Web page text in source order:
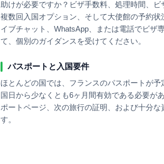
助けが必要ですか？ビザ手数料、処理時間、ビ
複数回入国オプション、そして大使館の予約状
イブチャット、WhatsApp、または電話でビザ
て、個別のガイダンスを受けてください。
パスポートと入国要件
ほとんどの国では、 フランスのパスポートが予
国日から少なくとも6ヶ月間有効である必要が
ポートページ、次の旅行の証明、および十分な
す。